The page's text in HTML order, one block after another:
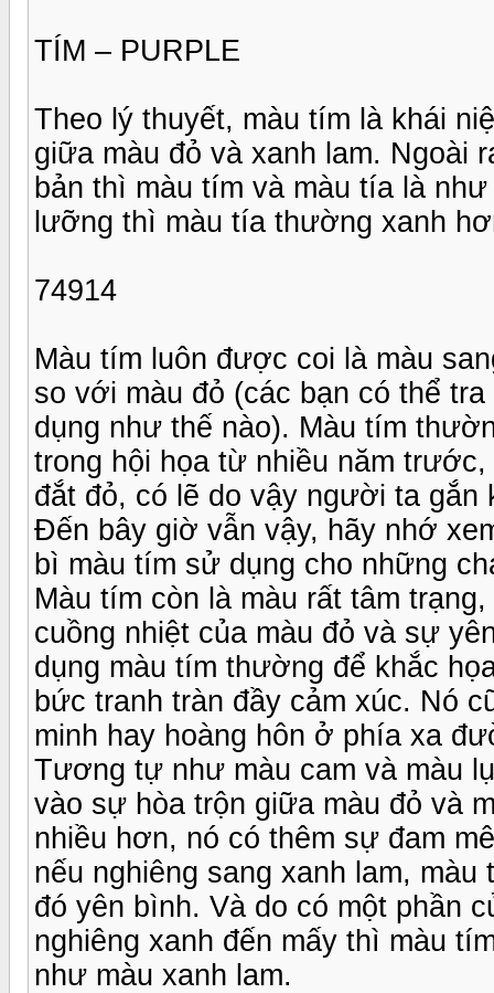
TÍM – PURPLE
Theo lý thuyết, màu tím là khái
giữa màu đỏ và xanh lam. Ngoài
bản thì màu tím và màu tía là
lưỡng thì màu tía thường xanh
74914
Màu tím luôn được coi là màu
so với màu đỏ (các bạn có thể
dụng như thế nào). Màu tím
trong hội họa từ nhiều năm
đắt đỏ, có lẽ do vậy người ta
Đến bây giờ vẫn vậy, hãy nhớ
bì màu tím sử dụng cho những
Màu tím còn là màu rất tâm
cuồng nhiệt của màu đỏ và sự
dụng màu tím thường để khắc
bức tranh tràn đầy cảm xúc. Nó
minh hay hoàng hôn ở phía xa
Tương tự như màu cam và màu
vào sự hòa trộn giữa màu đỏ và
nhiều hơn, nó có thêm sự đam
nếu nghiêng sang xanh lam,
đó yên bình. Và do có một phần
nghiêng xanh đến mấy thì màu
như màu xanh lam.